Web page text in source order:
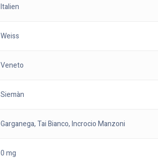
Italien
Weiss
Veneto
Siemàn
Garganega, Tai Bianco, Incrocio Manzoni
0 mg